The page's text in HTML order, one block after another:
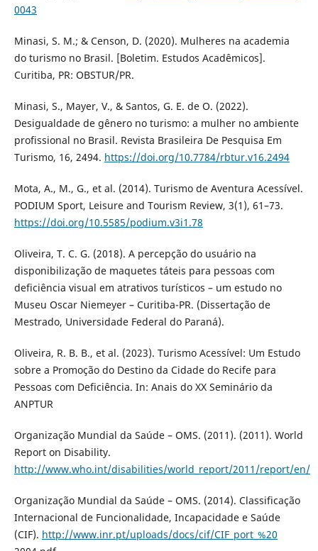
0043
Minasi, S. M.; & Censon, D. (2020). Mulheres na academia
do turismo no Brasil. [Boletim. Estudos Acadêmicos].
Curitiba, PR: OBSTUR/PR.
Minasi, S., Mayer, V., & Santos, G. E. de O. (2022).
Desigualdade de gênero no turismo: a mulher no ambiente
profissional no Brasil. Revista Brasileira De Pesquisa Em
Turismo, 16, 2494. https://doi.org/10.7784/rbtur.v16.2494
Mota, A., M., G., et al. (2014). Turismo de Aventura Acessível.
PODIUM Sport, Leisure and Tourism Review, 3(1), 61–73.
https://doi.org/10.5585/podium.v3i1.78
Oliveira, T. C. G. (2018). A percepção do usuário na
disponibilização de maquetes táteis para pessoas com
deficiência visual em atrativos turísticos – um estudo no
Museu Oscar Niemeyer – Curitiba-PR. (Dissertação de
Mestrado, Universidade Federal do Paraná).
Oliveira, R. B. B., et al. (2023). Turismo Acessível: Um Estudo
sobre a Promoção do Destino da Cidade do Recife para
Pessoas com Deficiência. In: Anais do XX Seminário da
ANPTUR
Organização Mundial da Saúde – OMS. (2011). (2011). World
Report on Disability.
http://www.who.int/disabilities/world_report/2011/report/en/
Organização Mundial da Saúde – OMS. (2014). Classificação
Internacional de Funcionalidade, Incapacidade e Saúde
(CIF). http://www.inr.pt/uploads/docs/cif/CIF_port_%20